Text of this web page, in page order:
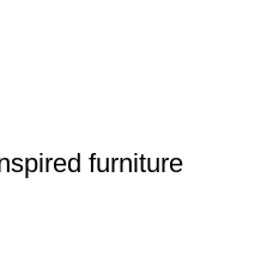
furniture